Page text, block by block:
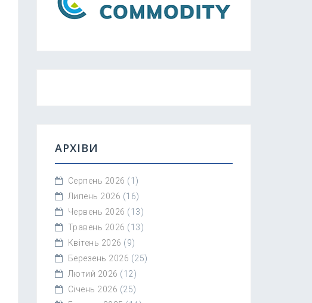
АРХІВИ
Серпень 2026 (1)
Липень 2026 (16)
Червень 2026 (13)
Травень 2026 (13)
Квітень 2026 (9)
Березень 2026 (25)
Лютий 2026 (12)
Січень 2026 (25)